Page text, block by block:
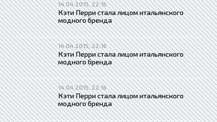
14.04.2015, 22:16
Кэти Перри стала лицом итальянского
модного бренда
14.04.2015, 22:16
Кэти Перри стала лицом итальянского
модного бренда
14.04.2015, 22:16
Кэти Перри стала лицом итальянского
модного бренда